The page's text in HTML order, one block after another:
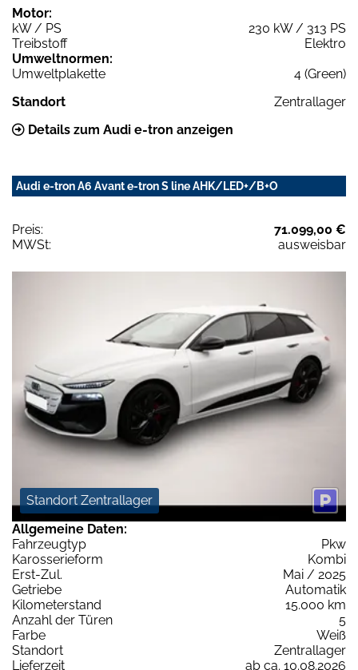
Motor:
kW / PS
230 kW / 313 PS
Treibstoff
Elektro
Umweltnormen:
Umweltplakette
4 (Green)
Standort
Zentrallager
Details zum Audi e-tron anzeigen
Audi e-tron A6 Avant e-tron S line AHK/LED+/B+O
Preis:
71.099,00 €
MWSt:
ausweisbar
Standort Zentrallager
Allgemeine Daten:
Fahrzeugtyp
Pkw
Karosserieform
Kombi
Erst-Zul.
Mai / 2025
Getriebe
Automatik
Kilometerstand
15.000 km
Anzahl der Türen
5
Farbe
Weiß
Standort
Zentrallager
Lieferzeit
ab ca. 10.08.2026